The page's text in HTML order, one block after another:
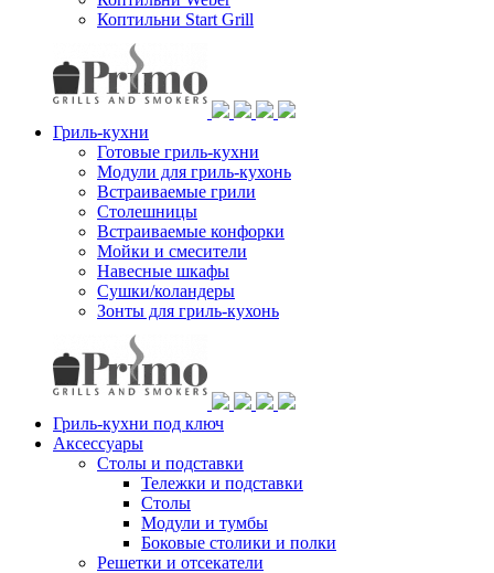
Коптильни Start Grill
Гриль-кухни
Готовые гриль-кухни
Модули для гриль-кухонь
Встраиваемые грили
Столешницы
Встраиваемые конфорки
Мойки и смесители
Навесные шкафы
Сушки/коландеры
Зонты для гриль-кухонь
Гриль-кухни под ключ
Аксессуары
Столы и подставки
Тележки и подставки
Столы
Модули и тумбы
Боковые столики и полки
Решетки и отсекатели